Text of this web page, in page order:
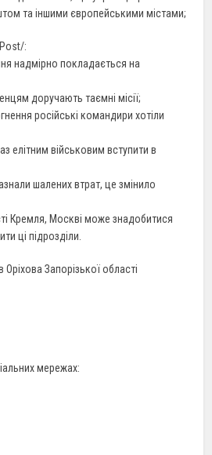
та іншими європейськими містами;
:
надмірно покладається на
доручають таємні місії;
російські командири хотіли
елітним військовим вступити в
шалених втрат, це змінило
Кремля, Москві може знадобитися
ці підрозділи.
Запорізької області
мережах: